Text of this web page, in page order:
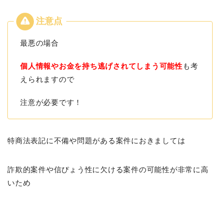
最悪の場合
個人情報やお金を持ち逃げされてしまう可能性 も考
えられますので
注意が必要です！
特商法表記に不備や問題がある案件におきましては
詐欺的案件や信ぴょう性に欠ける案件の可能性が非常に高
いため